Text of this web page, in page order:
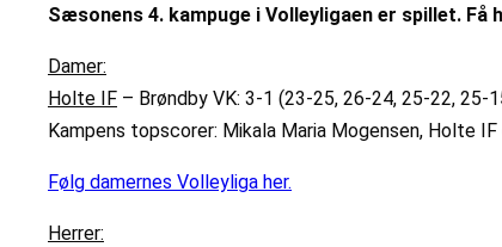
Sæsonens 4. kampuge i Volleyligaen er spillet.
Damer:
Holte IF – Brøndby VK: 3-1 (23-25, 26-24, 25-22, 25-
Kampens topscorer: Mikala Maria Mogensen, Holte
Følg damernes Volleyliga her.
Herrer: